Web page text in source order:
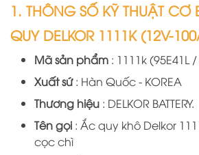
1. THÔNG SỐ KỸ THUẬT CƠ
QUY DELKOR 1111K (12V-
Mã sản phẩm : 1111k(95E41L /
Xuất sứ: Hàn Quốc - KOREA
Thương hiệu : DELKOR BATTERY.
Tên gọi : Ắc quy khô Delkor
cọc chì